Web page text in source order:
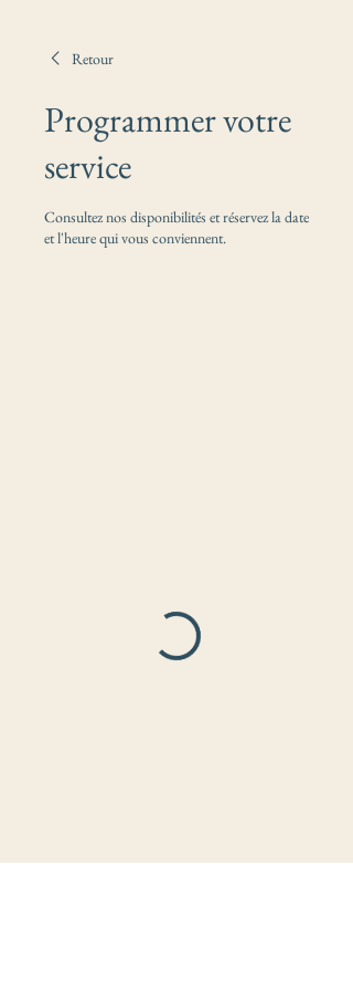
Retour
Programmer votre
service
Consultez nos disponibilités et réservez la date
et l'heure qui vous conviennent.